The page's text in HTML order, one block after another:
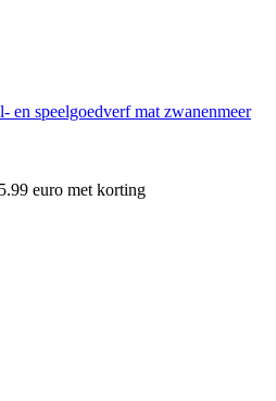
en speelgoedverf mat zwanenmeer
euro met korting